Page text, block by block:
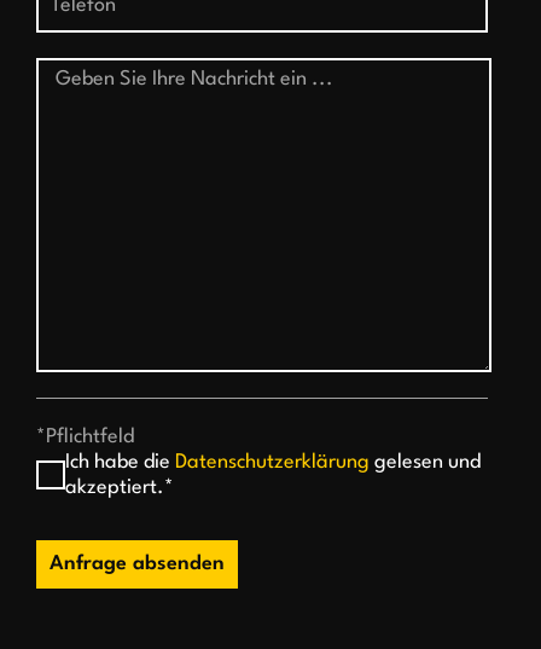
*Pflichtfeld
Ich habe die Datenschutzerklärung gelesen und
akzeptiert.*
Anfrage absenden